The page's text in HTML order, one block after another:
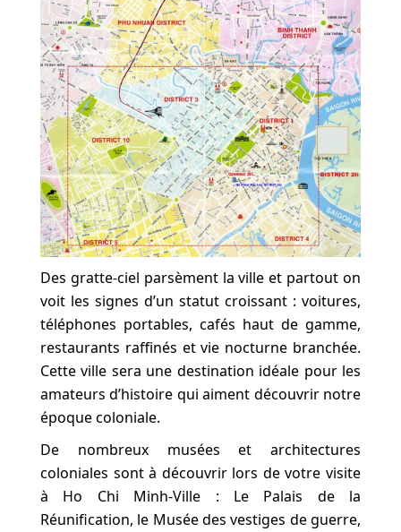
Des gratte-ciel parsèment la ville et partout on
voit les signes d’un statut croissant : voitures,
téléphones portables, cafés haut de gamme,
restaurants raffinés et vie nocturne branchée.
Cette ville sera une destination idéale pour les
amateurs d’histoire qui aiment découvrir notre
époque coloniale.
De nombreux musées et architectures
coloniales sont à découvrir lors de votre visite
à Ho Chi Minh-Ville : Le Palais de la
Réunification, le Musée des vestiges de guerre,